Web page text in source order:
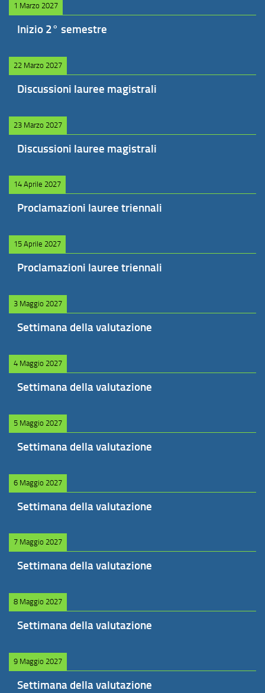
1 Marzo 2027
Inizio 2° semestre
22 Marzo 2027
Discussioni lauree magistrali
23 Marzo 2027
Discussioni lauree magistrali
14 Aprile 2027
Proclamazioni lauree triennali
15 Aprile 2027
Proclamazioni lauree triennali
3 Maggio 2027
Settimana della valutazione
4 Maggio 2027
Settimana della valutazione
5 Maggio 2027
Settimana della valutazione
6 Maggio 2027
Settimana della valutazione
7 Maggio 2027
Settimana della valutazione
8 Maggio 2027
Settimana della valutazione
9 Maggio 2027
Settimana della valutazione